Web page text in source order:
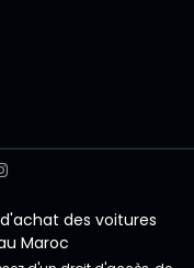
des voitures
Maroc